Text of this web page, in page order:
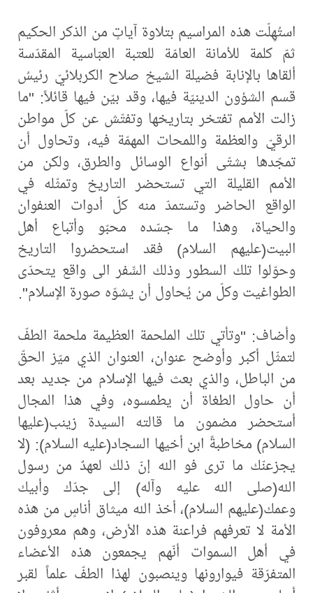
استُهِلّت هذه المراسيم بتلاوة آياتٍ من الذكر الحكيم
ثمّ كلمة للأمانة العامّة للعتبة العبّاسية المقدّسة
ألقاها بالإنابة فضيلة الشيخ صلاح الكربلائيّ رئيسُ
قسم الشؤون الدينيّة فيها، وقد بيّن فيها قائلاً: "ما
زالت الأمم تفتخر بتاريخها وتفتّش عن كلّ مواطن
الرقيّ والعظمة واللمحات المهمّة فيه، وتحاول أن
تمجّدها بشتّى أنواع الوسائل والطرق، ولكن من
الأمم القليلة التي تستحضر التاريخ وتمثّله في
الواقع الحاضر وتستمدّ منه كلّ أدوات العنفوان
والحياة، وهذا ما جسّده محبّو وأتباع أهل
البيت(عليهم السلام) فقد استحضروا التاريخ
وحوّلوا تلك السطور وذلك السِّفر الى واقع يتحدّى
الطواغيت وكلّ من يُحاول أن يشوّه صورة الإسلام".
وأضاف: "وتأتي تلك الملحمة العظيمة ملحمة الطفّ
لتمثّل أكبر وأوضح عنوان، العنوان الذي ميّز الحقّ
من الباطل، والذي بعث فيها الإسلام من جديد بعد
أن حاول الطغاة أن يطمسوه، وفي هذا المجال
أستحضر مضمون ما قالته السيدة زينب(عليها
السلام) مخاطبةً ابن أخيها السجاد(عليه السلام): (لا
يجزعنّك ما ترى فو الله إنّ ذلك لعهدٌ من رسول
الله(صلى الله عليه وآله) إلى جدّك وأبيك
وعمك(عليهم السلام)، أخذ الله ميثاق أناسٍ من هذه
الأمة لا تعرفهم فراعنة هذه الأرض، وهم معروفون
في أهل السموات أنّهم يجمعون هذه الأعضاء
المتفرّقة فيوارونها وينصبون لهذا الطفّ علماً لقبر